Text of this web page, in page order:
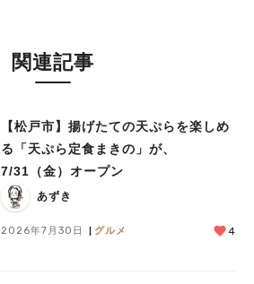
関連記事
【松戸市】揚げたての天ぷらを楽しめ
る「天ぷら定食まきの」が、
7/31（金）オープン
あずき
2026年7月30日 グルメ 4